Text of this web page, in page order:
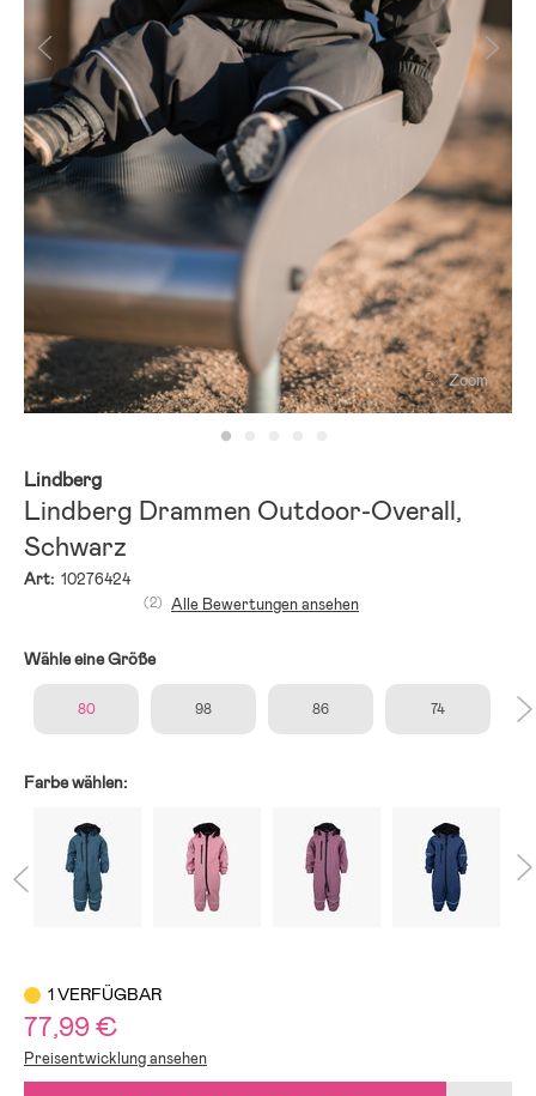
Zoom
Lindberg
Lindberg Drammen Outdoor-Overall,
Schwarz
Art: 10276424
(2) Alle Bewertungen ansehen
Wähle eine Größe
80 98 86 74
Farbe wählen:
1 VERFÜGBAR
77,99 €
Preisentwicklung ansehen